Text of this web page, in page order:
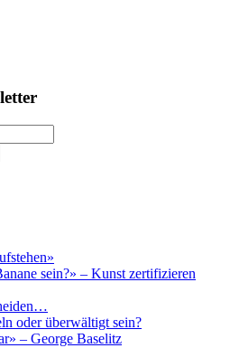
sein?» – Kunst zertifizieren
oder überwältigt sein?
– George Baselitz